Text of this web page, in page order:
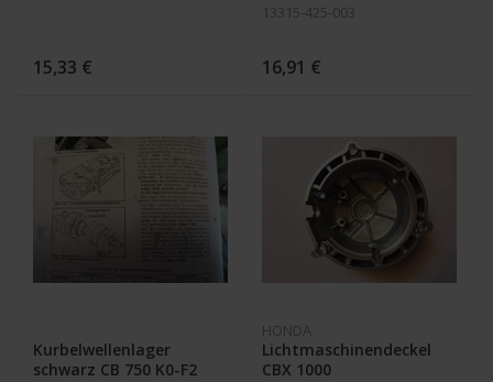
15,33 €
13315-425-003
16,91 €
Kurbelwellenlager
schwarz CB 750 K0-F2
HONDA
Lichtmaschinendeckel
CBX 1000